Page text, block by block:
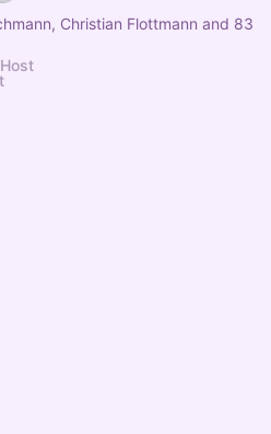
Christian Flottmann and 83